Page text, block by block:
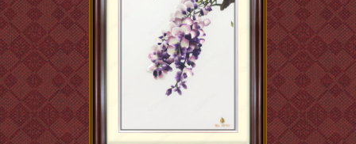
Mã sản phẩm:
XQ.4152
Kích thước:50 x 60 cm
Giá:16.500.000VNĐ